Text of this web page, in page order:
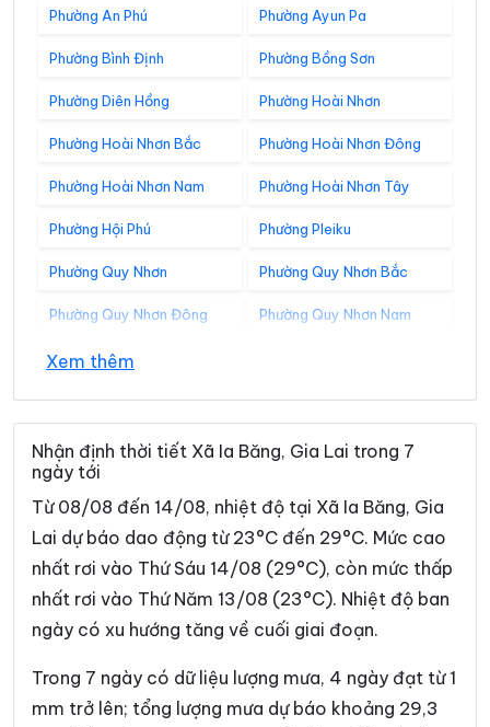
Phường An Phú Phường Ayun Pa
Phường Bình Định Phường Bồng Sơn
Phường Diên Hồng Phường Hoài Nhơn
Phường Hoài Nhơn Bắc Phường Hoài Nhơn Đông
Phường Hoài Nhơn Nam Phường Hoài Nhơn Tây
Phường Hội Phú Phường Pleiku
Phường Quy Nhơn Phường Quy Nhơn Bắc
Phường Quy Nhơn Đông Phường Quy Nhơn Nam
Phường Quy Nhơn Tây
Xã Al Bá Xã Ân Hảo
Xã An Hòa Xã An Lương
Xã An Nhơn Tây
Xã Ân Tường Xã An Vinh
Xã Ayun Xã Bàu Cạn
Xã Bình Dương
Xã Bờ Ngoong Xã Canh Liên
Xem thêm
Nhận định thời tiết Xã Ia Băng, Gia Lai trong 7
ngày tới
Từ 08/08 đến 14/08, nhiệt độ tại Xã Ia Băng, Gia
Lai dự báo dao động từ 23°C đến 29°C. Mức cao
nhất rơi vào Thứ Sáu 14/08 (29°C), còn mức thấp
nhất rơi vào Thứ Năm 13/08 (23°C). Nhiệt độ ban
ngày có xu hướng tăng về cuối giai đoạn.
Trong 7 ngày có dữ liệu lượng mưa, 4 ngày đạt từ 1
mm trở lên; tổng lượng mưa dự báo khoảng 29,3